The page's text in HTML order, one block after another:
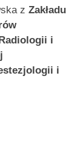
z Zakładu
i
i